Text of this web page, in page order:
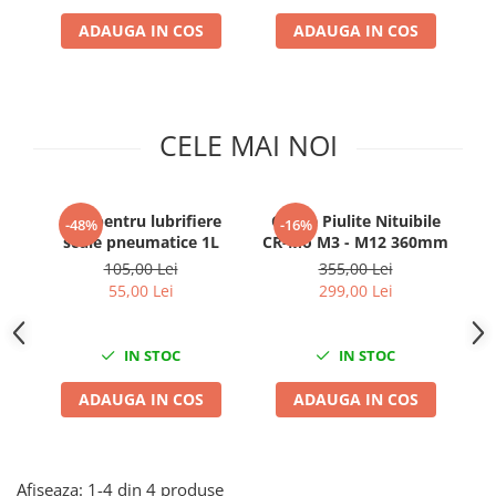
Clima/Aer conditionat
Cricuri cutie viteze
Dulapuri Bancuri Carucioare
Carucioare pentru marfa
Cutii pentru scule
Dulapuri echipate
Dulapuri pentru scule
Module scule
Echipamente De Sudura
Aparate taiere cu plasma
Autogen
ADAUGA IN COS ADAUGA IN COS
CELE MAI NOI
-48%
Ulei pentru lubrifiere
scule pneumatice 1L
105,00 Lei
55,00 Lei
IN STOC
ADAUGA IN COS
-16%
Cleste Piulite Nituibile
CR-Mo M3 - M12 360mm
355,00 Lei
299,00 Lei
IN STOC
ADAUGA IN COS
Afiseaza: 1-4 din 4 produse